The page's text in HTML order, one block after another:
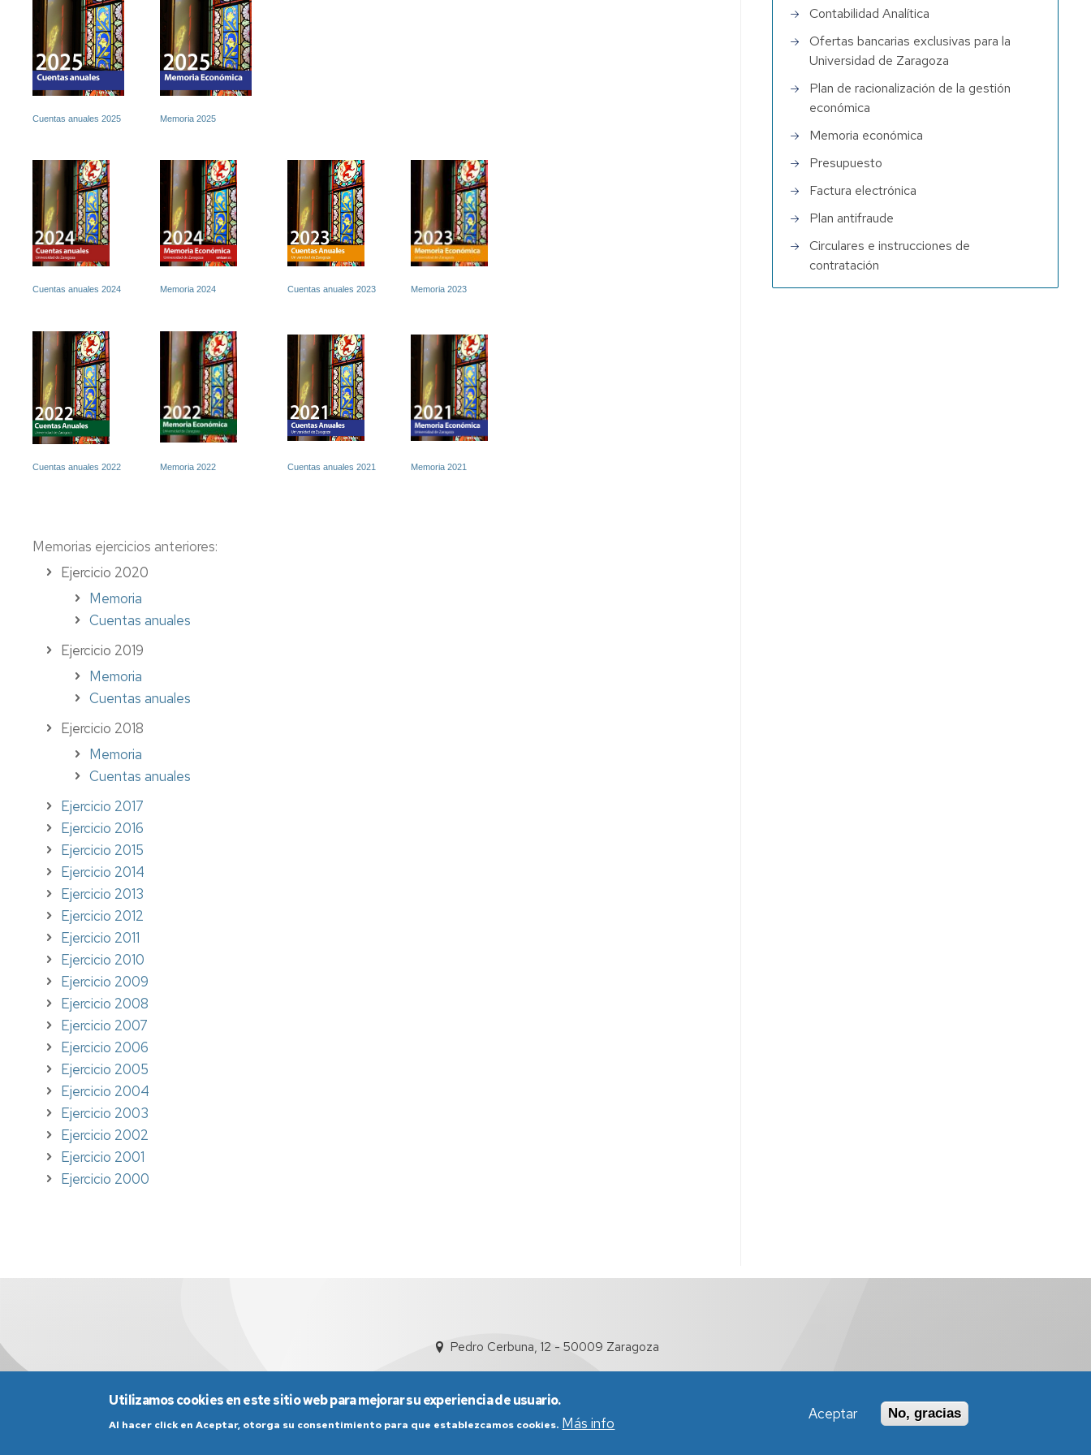
Cuentas anuales 2025 Memoria 2025
Cuentas anuales 2024 Memoria 2024 Cuentas anuales 2023 Memoria 2023
Cuentas anuales 2022 Memoria 2022 Cuentas anuales 2021 Memoria 2021
Memorias ejercicios anteriores:
Ejercicio 2020
Memoria
Cuentas anuales
Ejercicio 2019
Memoria
Cuentas anuales
Ejercicio 2018
Memoria
Cuentas anuales
Ejercicio 2017
Ejercicio 2016
Ejercicio 2015
Ejercicio 2014
Ejercicio 2013
Ejercicio 2012
Ejercicio 2011
Ejercicio 2010
Ejercicio 2009
Ejercicio 2008
Ejercicio 2007
Ejercicio 2006
Ejercicio 2005
Ejercicio 2004
Ejercicio 2003
Ejercicio 2002
Ejercicio 2001
Ejercicio 2000
Contabilidad Analítica
Ofertas bancarias exclusivas para la
Universidad de Zaragoza
Plan de racionalización de la gestión
económica
Memoria económica
Presupuesto
Factura electrónica
Plan antifraude
Circulares e instrucciones de
contratación
Pedro Cerbuna, 12 - 50009 Zaragoza
Utilizamos cookies en este sitio web para mejorar su experiencia de usuario.
Al hacer click en Aceptar, otorga su consentimiento para que establezcamos cookies. Más info
Aceptar No, gracias